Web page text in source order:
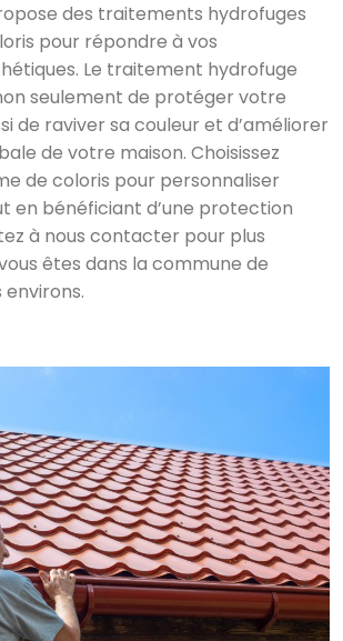
des traitements hydrofuges
pour répondre à vos
Le traitement hydrofuge
seulement de protéger votre
de raviver sa couleur et d’améliorer
de votre maison. Choisissez
de coloris pour personnaliser
en bénéficiant d’une protection
à nous contacter pour plus
êtes dans la commune de
environs.